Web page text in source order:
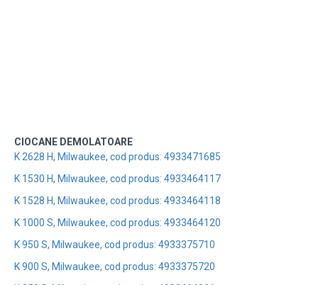
CIOCANE DEMOLATOARE
K 2628 H, Milwaukee, cod produs: 4933471685
K 1530 H, Milwaukee, cod produs: 4933464117
K 1528 H, Milwaukee, cod produs: 4933464118
K 1000 S, Milwaukee, cod produs: 4933464120
K 950 S, Milwaukee, cod produs: 4933375710
K 900 S, Milwaukee, cod produs: 4933375720